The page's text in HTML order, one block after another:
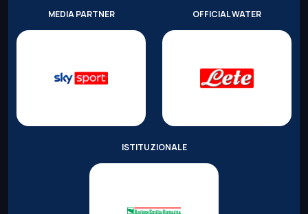
MEDIA PARTNER OFFICIAL WATER
ISTITUZIONALE